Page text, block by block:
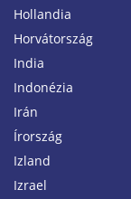
Hollandia
Horvátország
India
Indonézia
Irán
Írország
Izland
Izrael